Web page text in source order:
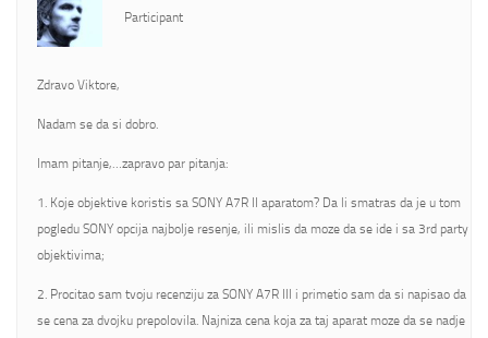
Participant
Zdravo Viktore,
Nadam se da si dobro.
Imam pitanje,…zapravo par pitanja:
1. Koje objektive koristis sa SONY A7R II aparatom? Da li smatras da je u tom
pogledu SONY opcija najbolje resenje, ili mislis da moze da se ide i sa 3rd party
objektivima;
2. Procitao sam tvoju recenziju za SONY A7R III i primetio sam da si napisao da
se cena za dvojku prepolovila. Najniza cena koja za taj aparat moze da se nadje